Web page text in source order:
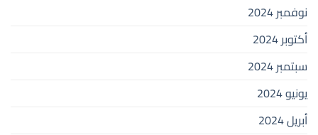
نوفمبر 2024
أكتوبر 2024
سبتمبر 2024
يونيو 2024
أبريل 2024